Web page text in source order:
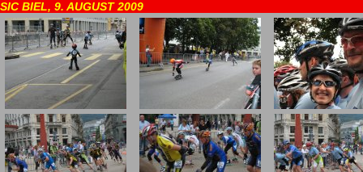
SIC BIEL, 9. AUGUST 2009